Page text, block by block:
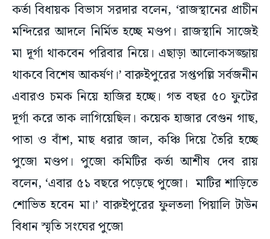
কর্তা বিধায়ক বিভাস সরদার বলেন, ‘রাজস্থানের প্রাচীন
মন্দিরের আদলে নির্মিত হচ্ছে মণ্ডপ। রাজস্থানি সাজেই
মা দূর্গা থাকবেন পরিবার নিয়ে। এছাড়া আলোকসজ্জায়
থাকবে বিশেষ আকর্ষণ।’ বারুইপুরের সপ্তপল্লি সর্বজনীন
এবারও চমক নিয়ে হাজির হচ্ছে। গত বছর ৫০ ফুটের
দূর্গা করে তাক লাগিয়েছিল। কয়েক হাজার বেগুন গাছ,
পাতা ও বাঁশ, মাছ ধরার জাল, কঞ্চি দিয়ে তৈরি হচ্ছে
পুজো মণ্ডপ। পুজো কমিটির কর্তা আশীষ দেব রায়
বলেন, ‘এবার ৫১ বছরে পড়েছে পুজো। মাটির শাড়িতে
শোভিত হবেন মা।’ বারুইপুরের ফুলতলা পিয়ালি টাউন
বিধান স্মৃতি সংঘের পুজো